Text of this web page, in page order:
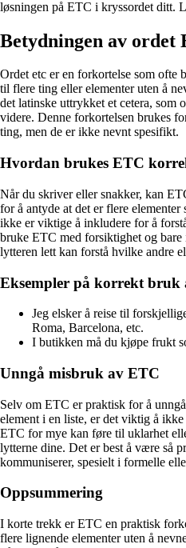
løsningen på ETC i kryssordet ditt.
Betydningen av ordet
Ordet etc er en forkortelse som ofte
til flere ting eller elementer uten å
det latinske uttrykket et cetera, som
videre. Denne forkortelsen brukes
ting, men de er ikke nevnt spesifikt.
Hvordan brukes ETC
Når du skriver eller snakker, kan
for å antyde at det er flere
ikke er viktige å inkludere for å
bruke ETC med forsiktighet og bare
lytteren lett kan forstå hvilke andre
Eksempler på korrekt bruk
Jeg elsker å reise til
Roma, Barcelona, etc.
I butikken må du kjøpe frukt
Unngå misbruk av ETC
Selv om ETC er praktisk for å
element i en liste, er det viktig å
ETC for mye kan føre til uklarhet
lytterne dine. Det er best å være så
kommuniserer, spesielt i formelle
Oppsummering
I korte trekk er ETC en praktisk
flere lignende elementer uten å